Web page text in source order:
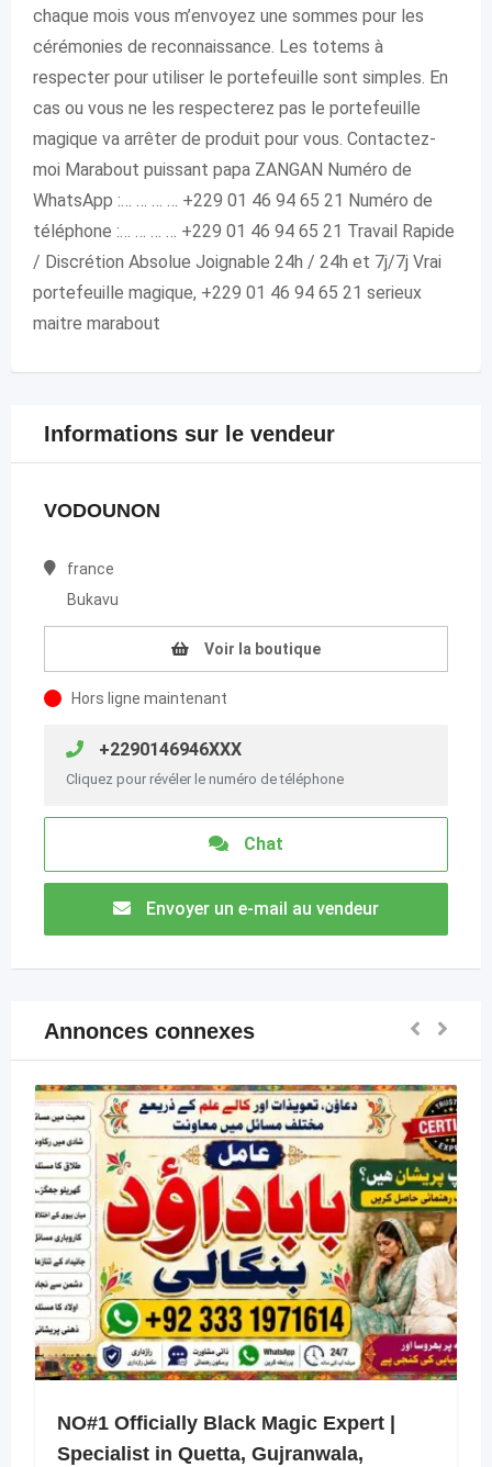
chaque mois vous m’envoyez une sommes pour les
cérémonies de reconnaissance. Les totems à
respecter pour utiliser le portefeuille sont simples. En
cas ou vous ne les respecterez pas le portefeuille
magique va arrêter de produit pour vous. Contactez-
moi Marabout puissant papa ZANGAN Numéro de
WhatsApp :… … … … +229 01 46 94 65 21 Numéro de
téléphone :… … … … +229 01 46 94 65 21 Travail Rapide
/ Discrétion Absolue Joignable 24h / 24h et 7j/7j Vrai
portefeuille magique, +229 01 46 94 65 21 serieux
maitre marabout
Informations sur le vendeur
VODOUNON
france
Bukavu
Voir la boutique
Hors ligne maintenant
+2290146946XXX
Cliquez pour révéler le numéro de téléphone
Chat
Envoyer un e-mail au vendeur
Annonces connexes
NO#1 Officially Black Magic Expert |
Specialist in Quetta, Gujranwala,